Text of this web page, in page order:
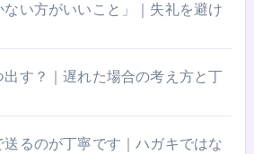
い方がいいこと」｜失礼を避け
す？｜遅れた場合の考え方と丁
るのが丁寧です｜ハガキではな